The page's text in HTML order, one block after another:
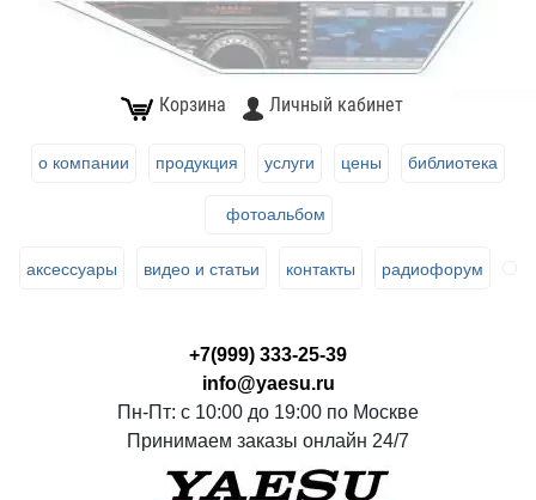
Корзина Личный кабинет
о компании продукция услуги цены библиотека
фотоальбом
аксессуары видео и статьи контакты радиофорум
+7(999) 333-25-39
info@yaesu.ru
Пн-Пт: с 10:00 до 19:00 по Москве
Принимаем заказы онлайн 24/7